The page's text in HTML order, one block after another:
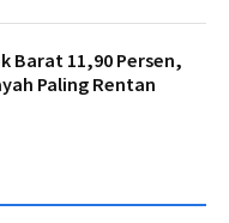
Barat 11,90 Persen,
Paling Rentan